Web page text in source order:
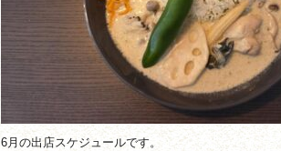
6月の出店スケジュールです。